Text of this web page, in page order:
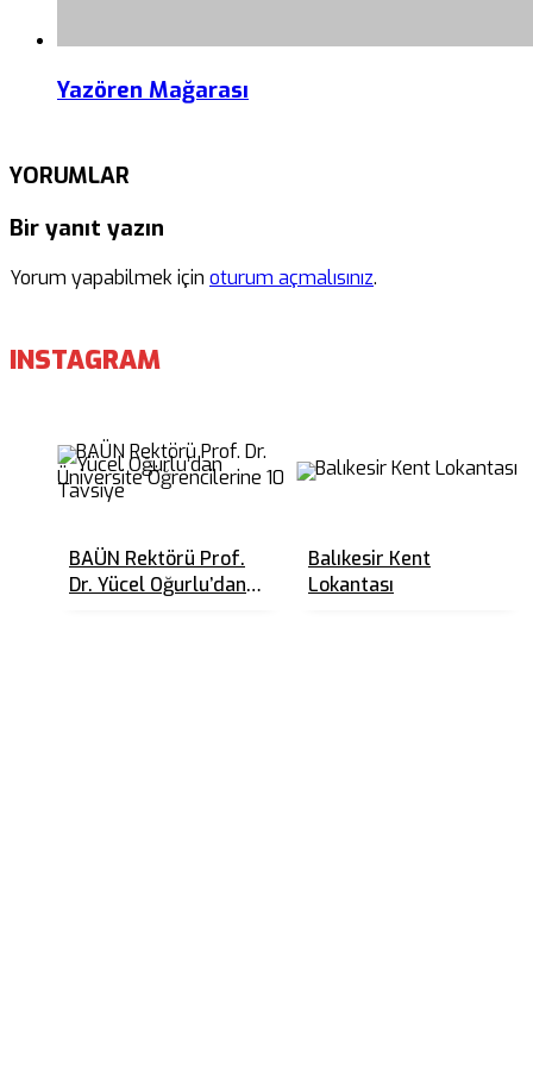
Yazören Mağarası
YORUMLAR
Bir yanıt yazın
Yorum yapabilmek için oturum açmalısınız.
INSTAGRAM
BAÜN Rektörü Prof.
Dr. Yücel Oğurlu’dan
Balıkesir Kent
Lokantası